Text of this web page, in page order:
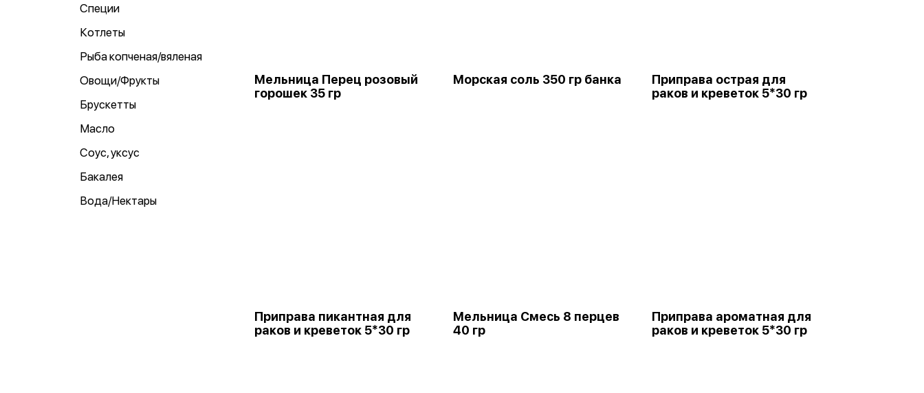
Специи
Котлеты
Рыба копченая/вяленая
Овощи/Фрукты
Брускетты
Масло
Соус, уксус
Бакалея
Вода/Нектары
Мельница Перец розовый
горошек 35 гр
Морская соль 350 гр банка
Приправа острая для
раков и креветок 5*30 гр
Приправа пикантная для
раков и креветок 5*30 гр
Мельница Смесь 8 перцев
40 гр
Приправа ароматная для
раков и креветок 5*30 гр